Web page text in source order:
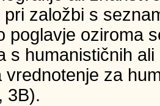
pri založbi s
poglavje oziroma
s humanističnih
vrednotenje za
3B).